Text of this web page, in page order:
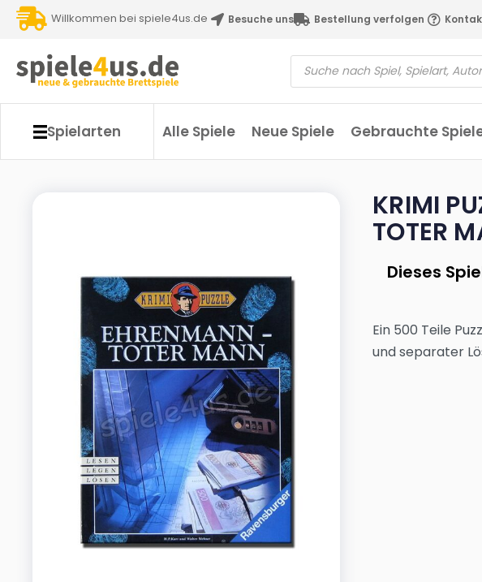
Willkommen bei spiele4us.de Besuche uns Bestellung verfolgen
Spielarten Alle Spiele Neue Spiele Gebrauchte
KRIMI
TOTER
Dieses
Ein 500 Teile
und separater